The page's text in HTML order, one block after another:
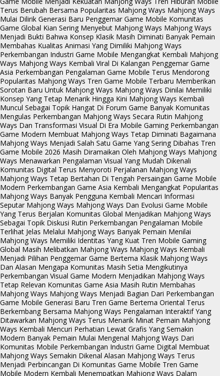
Terus Berubah Bersama Popularitas Mahjong Ways Mahjong Ways
Mulai Dilirik Generasi Baru Penggemar Game Mobile Komunitas
Game Global Kian Sering Menyebut Mahjong Ways Mahjong Ways
Menjadi Bukti Bahwa Konsep Klasik Masih Diminati Banyak Pemain
Membahas Kualitas Animasi Yang Dimiliki Mahjong Ways
Perkembangan Industri Game Mobile Mengangkat Kembali Mahjong
Ways Mahjong Ways Kembali Viral Di Kalangan Penggemar Game
Asia Perkembangan Pengalaman Game Mobile Terus Mendorong
Popularitas Mahjong Ways Tren Game Mobile Terbaru Memberikan
Sorotan Baru Untuk Mahjong Ways Mahjong Ways Dinilai Memiliki
Konsep Yang Tetap Menarik Hingga Kini Mahjong Ways Kembali
Muncul Sebagai Topik Hangat Di Forum Game Banyak Komunitas
Mengulas Perkembangan Mahjong Ways Secara Rutin Mahjong
Ways Dan Transformasi Visual Di Era Mobile Gaming Perkembangan
Game Modern Membuat Mahjong Ways Tetap Diminati Bagaimana
Mahjong Ways Menjadi Salah Satu Game Yang Sering Dibahas Tren
Game Mobile 2026 Masih Diramaikan Oleh Mahjong Ways Mahjong
Ways Menawarkan Pengalaman Visual Yang Mudah Dikenali
Komunitas Digital Terus Menyoroti Perjalanan Mahjong Ways
Mahjong Ways Tetap Bertahan Di Tengah Persaingan Game Mobile
Modern Perkembangan Game Asia Kembali Mengangkat Popularitas
Mahjong Ways Banyak Pengguna Kembali Mencari Informasi
Seputar Mahjong Ways Mahjong Ways Dan Evolusi Game Mobile
Yang Terus Berjalan Komunitas Global Menjadikan Mahjong Ways
Sebagai Topik Diskusi Rutin Perkembangan Pengalaman Mobile
Terlihat Jelas Melalui Mahjong Ways Banyak Pemain Menilai
Mahjong Ways Memiliki Identitas Yang Kuat Tren Mobile Gaming
Global Masih Melibatkan Mahjong Ways Mahjong Ways Kembali
Menjadi Pilihan Penggemar Game Bertema Klasik Mahjong Ways
Dan Alasan Mengapa Komunitas Masih Setia Mengikutinya
Perkembangan Visual Game Modern Menjadikan Mahjong Ways
Tetap Relevan Komunitas Game Asia Masih Rutin Membahas
Mahjong Ways Mahjong Ways Menjadi Bagian Dari Perkembangan
Game Mobile Generasi Baru Tren Game Bertema Oriental Terus
Berkembang Bersama Mahjong Ways Pengalaman Interaktif Yang
Ditawarkan Mahjong Ways Terus Menarik Minat Pemain Mahjong
Ways Kembali Mencuri Perhatian Lewat Grafis Yang Semakin
Modern Banyak Pemain Mulai Mengenal Mahjong Ways Dari
Komunitas Mobile Perkembangan Industri Game Digital Membuat
Mahjong Ways Semakin Dikenal Alasan Mahjong Ways Terus
Menjadi Perbincangan Di Komunitas Game Mobile Tren Game
Mobile Modern Kembali Menempatkan Mahjong Ways Dalam